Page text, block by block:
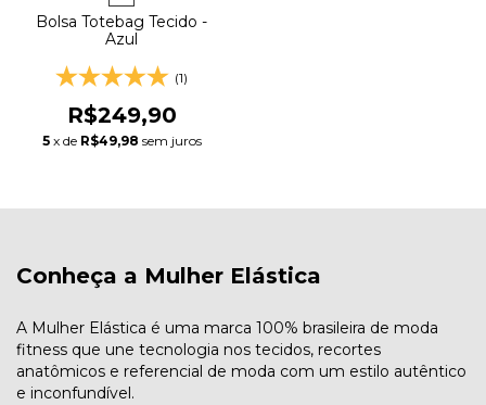
Bolsa Totebag Tecido -
Azul
(1)
R$249,90
5 x de R$49,98 sem juros
Conheça a Mulher Elástica
A Mulher Elástica é uma marca 100% brasileira de moda
fitness que une tecnologia nos tecidos, recortes
anatômicos e referencial de moda com um estilo autêntico
e inconfundível.